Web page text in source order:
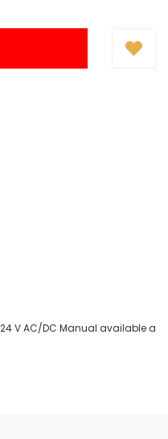
V AC/DC Manual available a